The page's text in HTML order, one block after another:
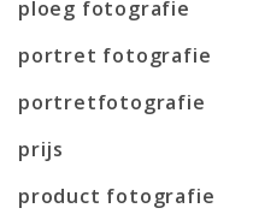
ploeg fotografie
portret fotografie
portretfotografie
prijs
product fotografie